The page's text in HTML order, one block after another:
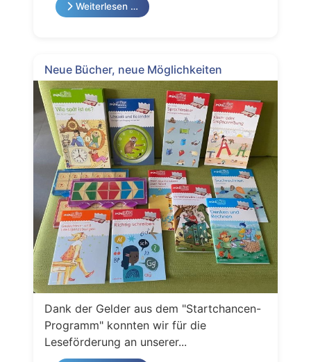
Weiterlesen …
Neue Bücher, neue Möglichkeiten
Dank der Gelder aus dem "Startchancen-
Programm" konnten wir für die
Leseförderung an unserer...